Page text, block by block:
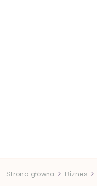
Strona główna Biznes